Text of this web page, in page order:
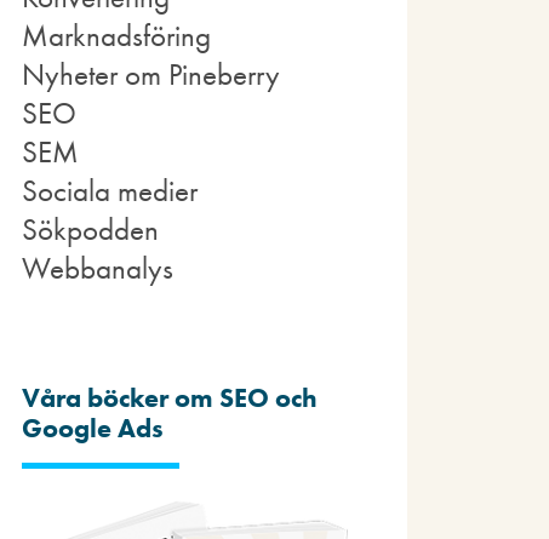
Marknadsföring
Nyheter om Pineberry
SEO
SEM
Sociala medier
Sökpodden
Webbanalys
Våra böcker om SEO och
Google Ads